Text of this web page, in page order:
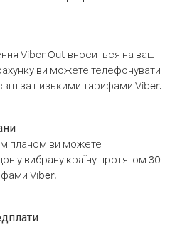
Viber Out вноситься на ваш
ви можете телефонувати
за низькими тарифами Viber.
планом ви можете
у вибрану країну протягом 30
Viber.